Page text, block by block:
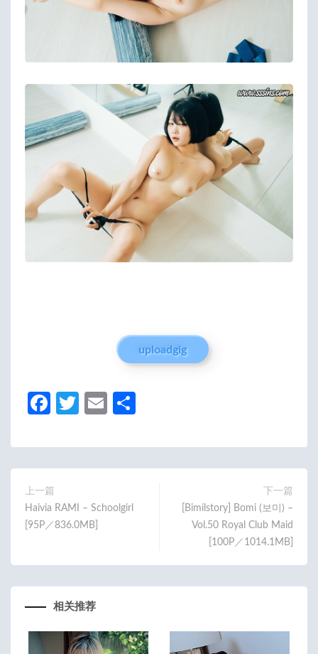
uploadgig
Fa
b
o
o
k
T
itt
er
E
ail
上一篇
Haivia RAMI – Schoolgirl
[95P／836.0MB]
下一篇
[Bimilstory] Bomi (보미) –
Vol.50 Royal Club Maid
[100P／1014.1MB]
相关推荐